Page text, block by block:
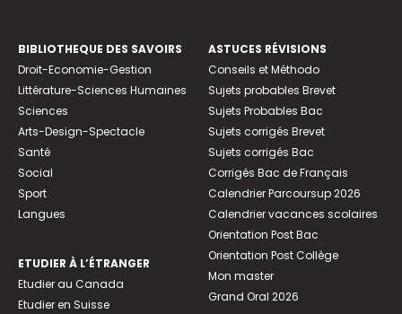
BIBLIOTHEQUE DES SAVOIRS
Droit-Economie-Gestion
Littérature-Sciences Humaines
Sciences
Arts-Design-Spectacle
Santé
Social
Sport
Langues
ETUDIER À L’ÉTRANGER
Etudier au Canada
Etudier en Suisse
ASTUCES RÉVISIONS
Conseils et Méthodo
Sujets probables Brevet
Sujets Probables Bac
Sujets corrigés Brevet
Sujets corrigés Bac
Corrigés Bac de Français
Calendrier Parcoursup 2026
Calendrier vacances scolaires
Orientation Post Bac
Orientation Post Collège
Mon master
Grand Oral 2026